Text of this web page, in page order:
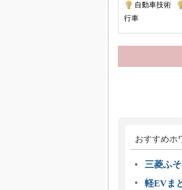
自動車技術
行車
おすすめホ
三菱ふ
軽EVま